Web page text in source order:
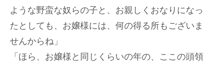
ような野蛮な奴らの子と、お親しくおなりになっ
たとしても、お嬢様には、何の得る所もございま
せんからね」
「ほら、お嬢様と同じくらいの年の、ここの頭領